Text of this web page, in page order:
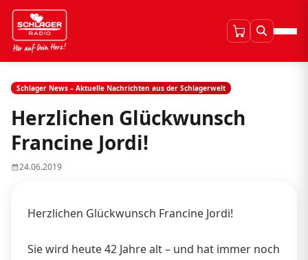
Schlager News – Aktuelle Nachrichten aus der Schlagerwelt
Herzlichen Glückwunsch
Francine Jordi!
24.06.2019
Herzlichen Glückwunsch Francine Jordi!
Sie wird heute 42 Jahre alt – und hat immer noch